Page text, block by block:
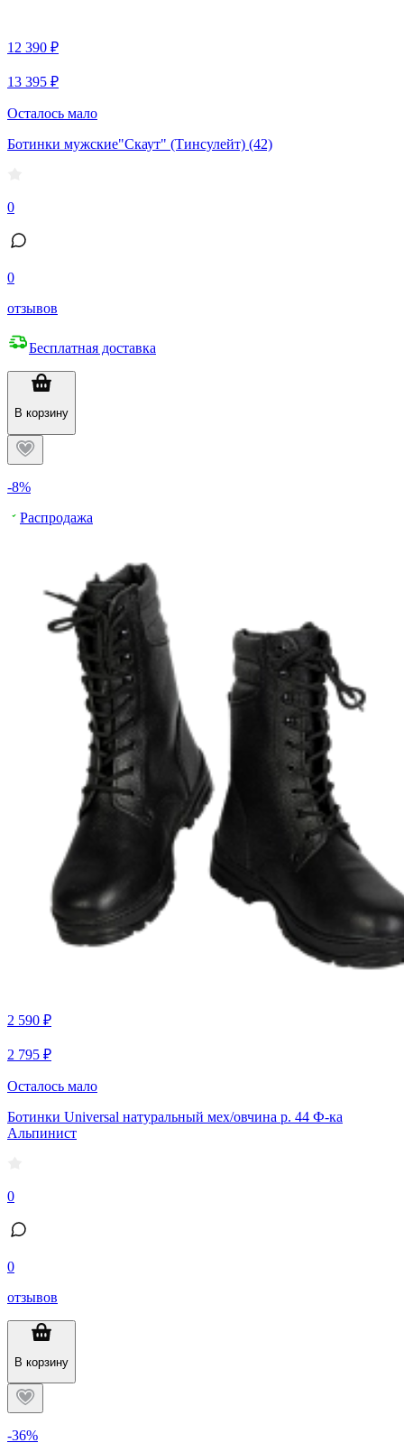
12 390 ₽
13 395 ₽
Осталось мало
Ботинки мужские"Скаут" (Тинсулейт) (42)
0
0
отзывов
Бесплатная доставка
В корзину
-8%
Распродажа
2 590 ₽
2 795 ₽
Осталось мало
Ботинки Universal натуральный мех/овчина р. 44 Ф-ка
Альпинист
0
0
отзывов
В корзину
-36%